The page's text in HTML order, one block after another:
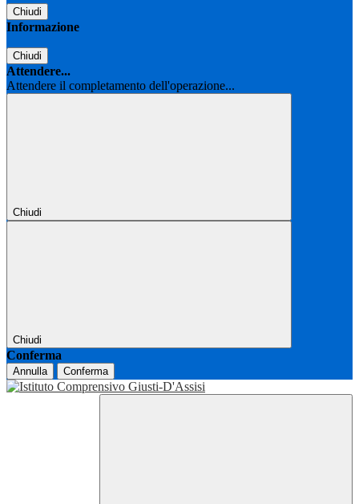
Chiudi
Informazione
Chiudi
Attendere...
Attendere il completamento dell'operazione...
Chiudi
Chiudi
Conferma
Annulla Conferma